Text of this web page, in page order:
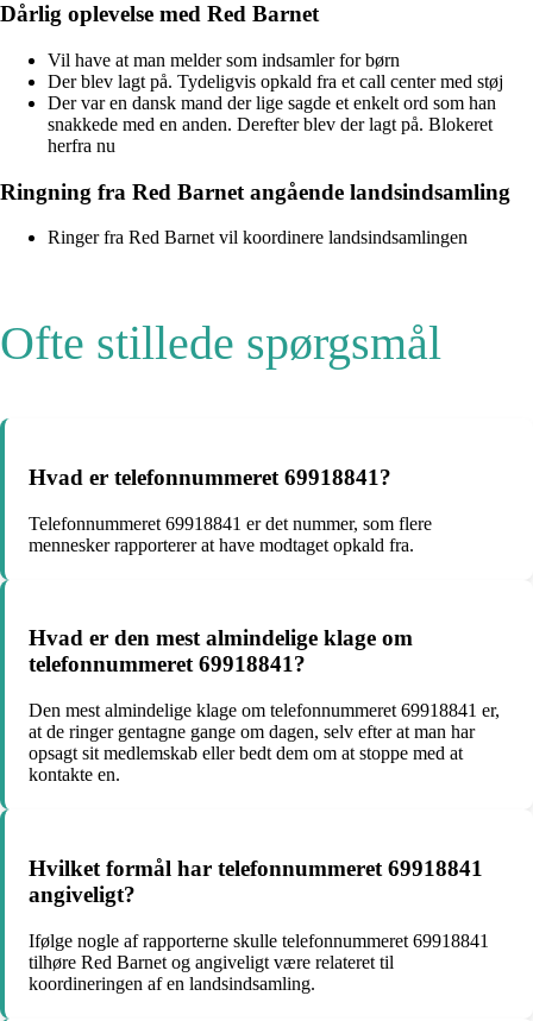
Dårlig oplevelse med Red Barnet
Vil have at man melder som indsamler for børn
Der blev lagt på. Tydeligvis opkald fra et call center med støj
Der var en dansk mand der lige sagde et enkelt ord som han
snakkede med en anden. Derefter blev der lagt på. Blokeret
herfra nu
Ringning fra Red Barnet angående landsindsamling
Ringer fra Red Barnet vil koordinere landsindsamlingen
Ofte stillede spørgsmål
Hvad er telefonnummeret 69918841?
Telefonnummeret 69918841 er det nummer, som flere
mennesker rapporterer at have modtaget opkald fra.
Hvad er den mest almindelige klage om
telefonnummeret 69918841?
Den mest almindelige klage om telefonnummeret 69918841 er,
at de ringer gentagne gange om dagen, selv efter at man har
opsagt sit medlemskab eller bedt dem om at stoppe med at
kontakte en.
Hvilket formål har telefonnummeret 69918841
angiveligt?
Ifølge nogle af rapporterne skulle telefonnummeret 69918841
tilhøre Red Barnet og angiveligt være relateret til
koordineringen af en landsindsamling.